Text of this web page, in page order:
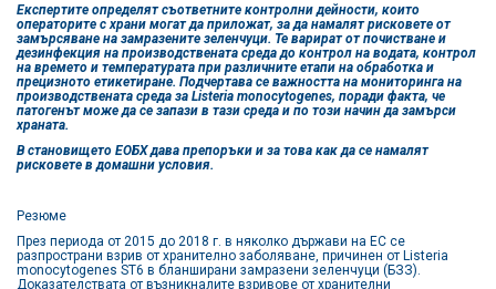
Експертите определят съответните контролни дейности, които
операторите с храни могат да приложат, за да намалят рисковете от
замърсяване на замразените зеленчуци. Те варират от почистване и
дезинфекция на производствената среда до контрол на водата, контрол
на времето и температурата при различните етапи на обработка и
прецизното етикетиране. Подчертава се важността на мониторинга на
производствената среда за Listeria monocytogenes, поради факта, че
патогенът може да се запази в тази среда и по този начин да замърси
храната.
В становището ЕОБХ дава препоръки и за това как да се намалят
рисковете в домашни условия.
Резюме
През периода от 2015 до 2018 г. в няколко държави на ЕС се
разпространи взрив от хранително заболяване, причинен от Listeria
monocytogenes ST6 в бланширани замразени зеленчуци (БЗЗ).
Доказателствата от възникналите взривове от хранителни